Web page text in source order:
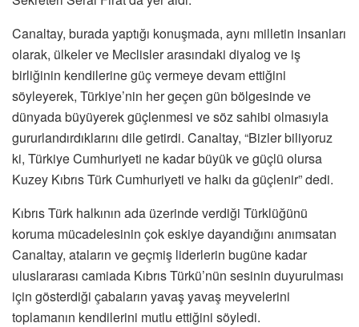
Canaltay, burada yaptığı konuşmada, aynı milletin insanları
olarak, ülkeler ve Meclisler arasındaki diyalog ve iş
birliğinin kendilerine güç vermeye devam ettiğini
söyleyerek, Türkiye’nin her geçen gün bölgesinde ve
dünyada büyüyerek güçlenmesi ve söz sahibi olmasıyla
gururlandırdıklarını dile getirdi. Canaltay, “Bizler biliyoruz
ki, Türkiye Cumhuriyeti ne kadar büyük ve güçlü olursa
Kuzey Kıbrıs Türk Cumhuriyeti ve halkı da güçlenir” dedi.
Kıbrıs Türk halkının ada üzerinde verdiği Türklüğünü
koruma mücadelesinin çok eskiye dayandığını anımsatan
Canaltay, ataların ve geçmiş liderlerin bugüne kadar
uluslararası camiada Kıbrıs Türkü’nün sesinin duyurulması
için gösterdiği çabaların yavaş yavaş meyvelerini
toplamanın kendilerini mutlu ettiğini söyledi.